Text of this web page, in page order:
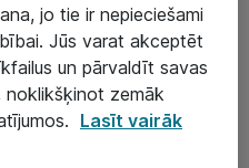
jo tie ir nepieciešami
Jūs varat akceptēt
un pārvaldīt savas
noklikšķinot zemāk
Lasīt vairāk